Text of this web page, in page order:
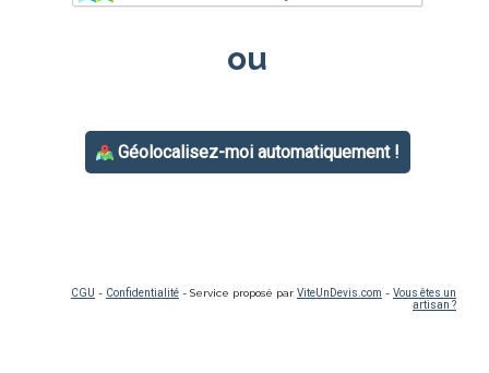
ou
Géolocalisez-moi automatiquement !
CGU - Confidentialité - Service proposé par ViteUnDevis.com - Vous êtes un
artisan ?